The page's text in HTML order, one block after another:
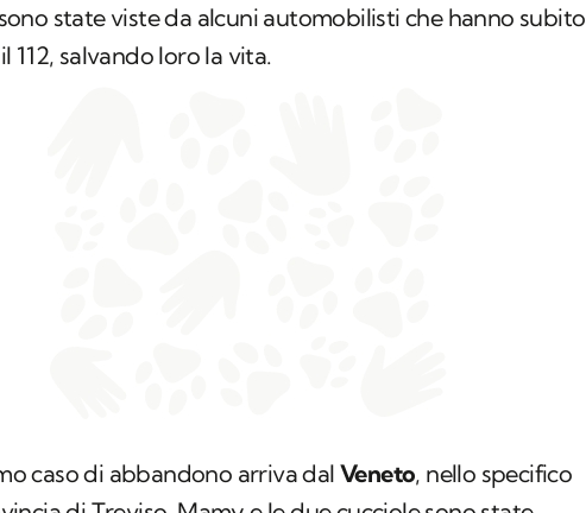
state viste da alcuni automobilisti che hanno subito
112, salvando loro la vita.
caso di abbandono arriva dal Veneto, nello specifico